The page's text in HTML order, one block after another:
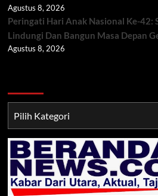
Agustus 8, 2026
Peringati Hari Anak Nasional Ke-42:
Lindungi Dan Bangun Masa Depan
Agustus 8, 2026
TNI/POLRI